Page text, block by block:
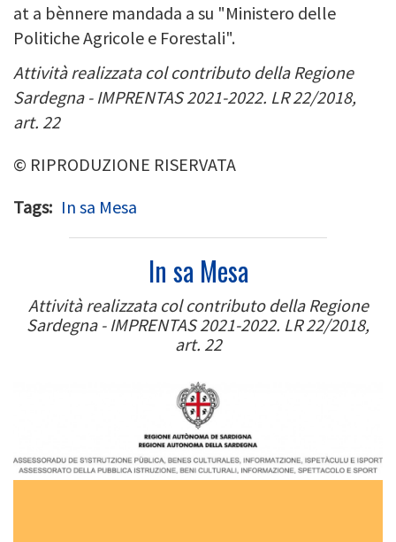
at a bènnere mandada a su "Ministero delle
Politiche Agricole e Forestali".
Attività realizzata col contributo della Regione
Sardegna - IMPRENTAS 2021-2022. LR 22/2018,
art. 22
© RIPRODUZIONE RISERVATA
Tags
In sa Mesa
In sa Mesa
Attività realizzata col contributo della Regione
Sardegna - IMPRENTAS 2021-2022. LR 22/2018,
art. 22